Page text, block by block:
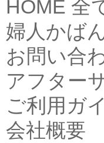
HOME 全
婦人かば
お問い合
アフター
ご利用ガ
会社概要